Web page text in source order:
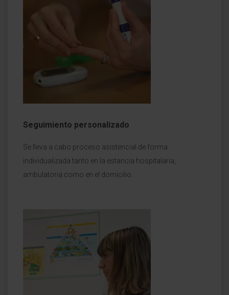
Seguimiento personalizado
Se lleva a cabo proceso asistencial de forma
individualizada tanto en la estancia hospitalaria,
ambulatoria como en el domicilio.